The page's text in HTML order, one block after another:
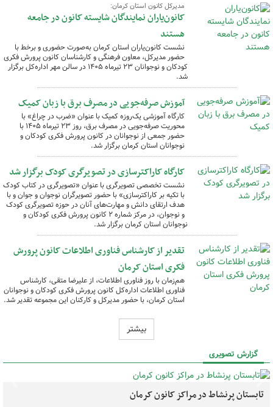
مدیرکل کانون استان کرمان:
کانون‌یاران نمایندگان شایسته کانون در جامعه
هستند
نشست کانون‌یاران استان کرمان به‌صورت حضوری و برخط با
حضور مدیرکل، معاون فرهنگی و کارشناسان کانون پرورش فکری
کودکان و نوجوانان ۲۳ تیرماه ۱۴۰۵ در سالن مهر اداره‌کل برگزار
شد.
آموزش صرفه‌جویی در مصرف برق با زبان کمیک
کارگاه آموزشی یک‌روزه کمیک با عنوان «ضرب در چراغ» با
محوریت صرفه‌جویی در مصرف برق، روز ۲۳ تیرماه ۱۴۰۵ با
حضور جمعی از نوجوانان در کانون پرورش فکری کودکان و
نوجوانان استان کرمان برگزار شد.
کارگاه کاراکترسازی در تصویرگری کودک برگزار شد
نشست تخصصی تصویرگری با عنوان «تصویرگری در کتاب کودک
با تکیه بر کاراکترسازی» با حضور تصویرگران نوجوان و جوان و با
هدف ارتقای دانش و مهارت‌های آنان در حوزه تصویرگری کودک
و نوجوان، در مرکز شماره ۲ کانون پرورش فکری کودکان و
نوجوانان استان کرمان برگزار شد.
تقدیر از کارشناس فناوری اطلاعات کانون پرورش
فکری استان کرمان
هم‌زمان با روز فناوری اطلاعات، از علیرضا متقی، کارشناس
فناوری اطلاعات اداره‌کل کانون پرورش فکری کودکان و نوجوانان
استان کرمان، با حضور مدیرکل و کارکنان این مجموعه تقدیر شد.
بیشتر
گزارش تصویری
تابستان پرنشاط در مراکز کانون کرمان